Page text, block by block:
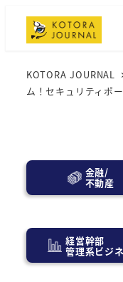
KOTORA JOURNAL
ム！セキュリティポ
金融/
不動産
経営幹部
管理系ビジ